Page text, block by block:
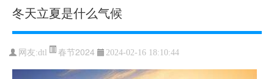
冬天立夏是什么气候
网友:dtl 春节2024 2024-02-16 18:10:44